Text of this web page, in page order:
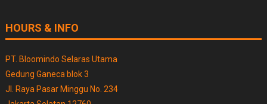
HOURS & INFO
PT. Bloomindo Selaras Utama
Gedung Ganeca blok 3
Jl. Raya Pasar Minggu No. 234